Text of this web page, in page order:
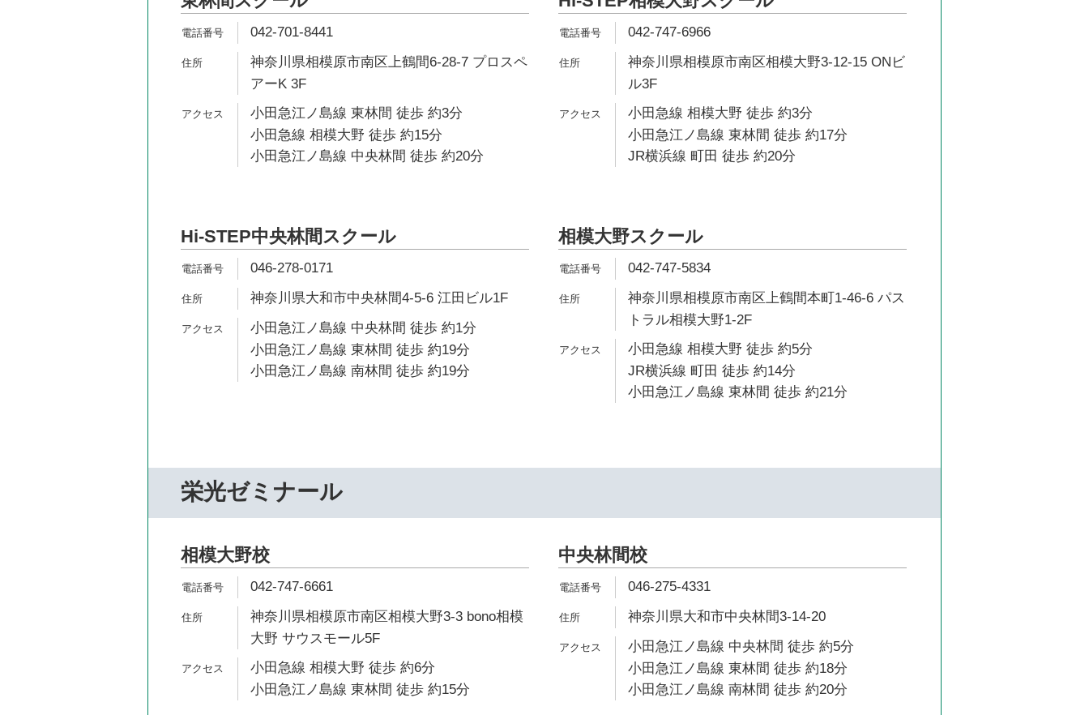
042-701-8441
神奈川県相模原市南区上鶴間6-28-7 プロスペ
アーK 3F
小田急江ノ島線 東林間 徒歩 約3分
小田急線 相模大野 徒歩 約15分
小田急江ノ島線 中央林間 徒歩 約20分
042-747-6966
神奈川県相模原市南区相模大野3-12-15 ONビ
ル3F
小田急線 相模大野 徒歩 約3分
小田急江ノ島線 東林間 徒歩 約17分
JR横浜線 町田 徒歩 約20分
Hi-STEP中央林間スクール
046-278-0171
神奈川県大和市中央林間4-5-6 江田ビル1F
小田急江ノ島線 中央林間 徒歩 約1分
小田急江ノ島線 東林間 徒歩 約19分
小田急江ノ島線 南林間 徒歩 約19分
相模大野スクール
042-747-5834
神奈川県相模原市南区上鶴間本町1-46-6 パス
トラル相模大野1-2F
小田急線 相模大野 徒歩 約5分
JR横浜線 町田 徒歩 約14分
小田急江ノ島線 東林間 徒歩 約21分
栄光ゼミナール
相模大野校
042-747-6661
神奈川県相模原市南区相模大野3-3 bono相模
大野 サウスモール5F
小田急線 相模大野 徒歩 約6分
小田急江ノ島線 東林間 徒歩 約15分
中央林間校
046-275-4331
神奈川県大和市中央林間3-14-20
小田急江ノ島線 中央林間 徒歩 約5分
小田急江ノ島線 東林間 徒歩 約18分
小田急江ノ島線 南林間 徒歩 約20分